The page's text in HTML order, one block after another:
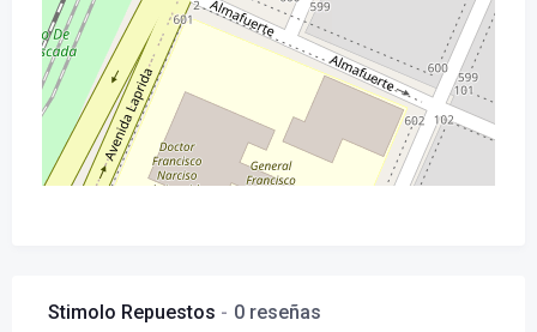
Stimolo Repuestos 0 reseñas